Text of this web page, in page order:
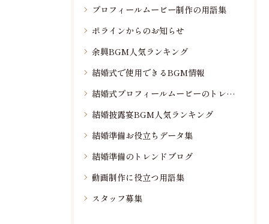
プロフィールムービー制作の用語集
ポラインからのお知らせ
余興BGM人気ランキング
結婚式で使用できるBGM情報
結婚式プロフィールムービーのトレンド情報
結婚披露宴BGM人気ランキング
結婚準備お役立ちデータ集
結婚準備のトレンドブログ
動画制作に役立つ用語集
スタッフ募集